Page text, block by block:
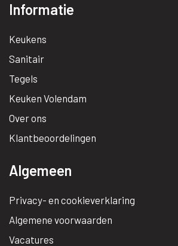
Informatie
Keukens
Sanitair
Tegels
Keuken Volendam
Over ons
Klantbeoordelingen
Algemeen
Privacy- en cookieverklaring
Algemene voorwaarden
Vacatures